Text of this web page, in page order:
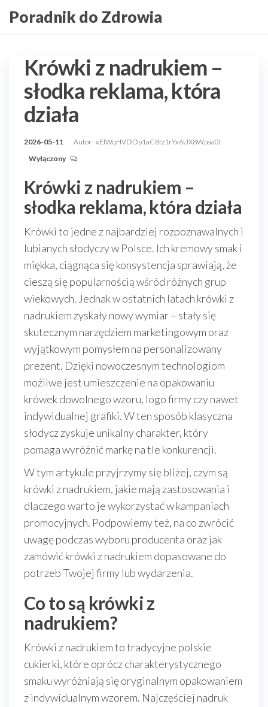
doPoradnik do Zdrowia
Krówki z nadrukiem –
słodka reklama, która
działa
2026-05-11 Autor xEIWqHVDDp1aC8tz1rYx6UX8Wpaa0t
Wyłączony
Krówki z nadrukiem –
słodka reklama, która działa
Krówki to jedne z najbardziej rozpoznawalnych i
lubianych słodyczy w Polsce. Ich kremowy smak i
miękka, ciągnąca się konsystencja sprawiają, że
cieszą się popularnością wśród różnych grup
wiekowych. Jednak w ostatnich latach krówki z
nadrukiem zyskały nowy wymiar – stały się
skutecznym narzędziem marketingowym oraz
wyjątkowym pomysłem na personalizowany
prezent. Dzięki nowoczesnym technologiom
możliwe jest umieszczenie na opakowaniu
krówek dowolnego wzoru, logo firmy czy nawet
indywidualnej grafiki. W ten sposób klasyczna
słodycz zyskuje unikalny charakter, który
pomaga wyróżnić markę na tle konkurencji.
W tym artykule przyjrzymy się bliżej, czym są
krówki z nadrukiem, jakie mają zastosowania i
dlaczego warto je wykorzystać w kampaniach
promocyjnych. Podpowiemy też, na co zwrócić
uwagę podczas wyboru producenta oraz jak
zamówić krówki z nadrukiem dopasowane do
potrzeb Twojej firmy lub wydarzenia.
Co to są krówki z
nadrukiem?
Krówki z nadrukiem to tradycyjne polskie
cukierki, które oprócz charakterystycznego
smaku wyróżniają się oryginalnym opakowaniem
z indywidualnym wzorem. Najczęściej nadruk